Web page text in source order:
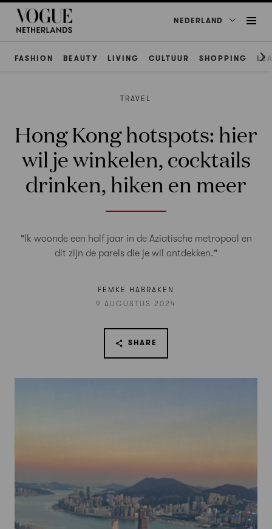
NEDERLAND
FASHION BEAUTY LIVING CULTUUR SHOPPING
TRAVEL
Hong Kong hotspots: hier
wil je winkelen, cocktails
drinken, hiken en meer
"Ik woonde een half jaar in de Aziatische metropool en
dit zijn de parels die je wil ontdekken."
FEMKE HABRAKEN
9 AUGUSTUS 2024
SHARE